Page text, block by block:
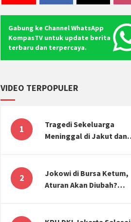
Gabung ke Channel WhatsApp
KompasTV untuk update berita
terbaru dan terpercaya.
VIDEO TERPOPULER
1
Tragedi Sekeluarga
Meninggal di Jakut dan
Mental-Finansial
2
Jokowi di Bursa Ketum,
Aturan Akan Diubah?